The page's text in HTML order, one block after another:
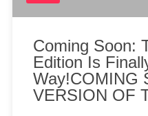
Coming Soon:
Edition Is
Way!COMING
VERSION OF